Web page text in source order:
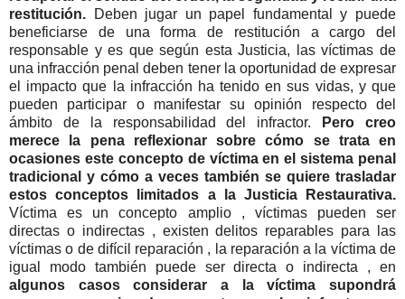
restitución. Deben jugar un papel fundamental y puede
beneficiarse de una forma de restitución a cargo del
responsable y es que según esta Justicia, las víctimas de
una infracción penal deben tener la oportunidad de expresar
el impacto que la infracción ha tenido en sus vidas, y que
pueden participar o manifestar su opinión respecto del
ámbito de la responsabilidad del infractor.
Pero creo
merece la pena reflexionar sobre cómo se trata en
ocasiones este concepto de víctima en el sistema penal
tradicional y cómo a veces también se quiere trasladar
estos conceptos limitados a la Justicia Restaurativa.
Víctima es un concepto amplio , víctimas pueden ser
directas o indirectas , existen delitos reparables para las
víctimas o de difícil reparación , la reparación a la víctima de
igual modo también puede ser directa o indirecta , en
algunos casos considerar a la víctima supondrá